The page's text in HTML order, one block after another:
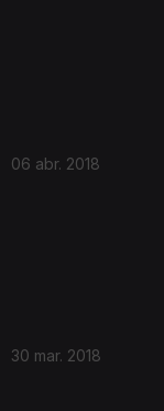
06 abr. 2018
30 mar. 2018